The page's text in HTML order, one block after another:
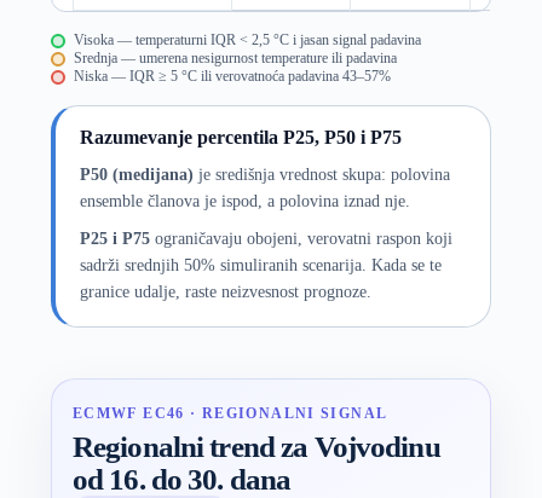
Visoka — temperaturni IQR < 2,5 °C i jasan signal padavina
Srednja — umerena nesigurnost temperature ili padavina
Niska — IQR ≥ 5 °C ili verovatnoća padavina 43–57%
Razumevanje percentila P25, P50 i P75
P50 (medijana) je središnja vrednost skupa: polovina
ensemble članova je ispod, a polovina iznad nje.
P25 i P75ograničavaju obojeni, verovatni raspon koji
sadrži srednjih 50% simuliranih scenarija. Kada se te
granice udalje, raste neizvesnost prognoze.
ECMWF EC46 · REGIONALNI SIGNAL
Regionalni trend za Vojvodinu
od 16. do 30. dana